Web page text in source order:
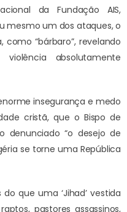
da Fundação AIS,
mesmo um dos ataques, o
“bárbaro”, revelando
absolutamente
insegurança e medo
cristã, que o Bispo de
denunciado “o desejo de
se torne uma República
que uma ‘Jihad’ vestida
pastores assassinos,